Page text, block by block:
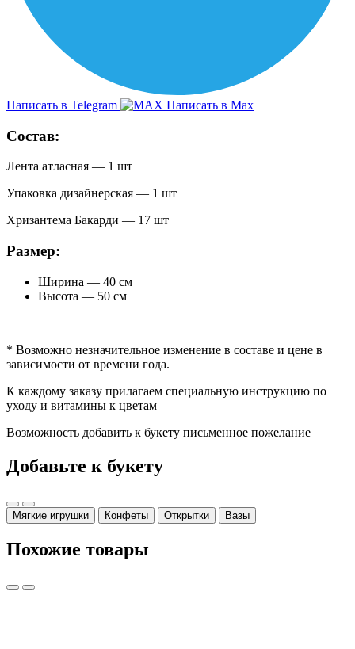
Написать в Telegram Написать в Max
Состав:
Лента атласная — 1 шт
Упаковка дизайнерская — 1 шт
Хризантема Бакарди — 17 шт
Размер:
Ширина — 40 см
Высота — 50 см
* Возможно незначительное изменение в составе и цене в
зависимости от времени года.
К каждому заказу прилагаем специальную инструкцию по
уходу и витамины к цветам
Возможность добавить к букету письменное пожелание
Добавьте к букету
Мягкие игрушки Конфеты Открытки Вазы
Похожие товары